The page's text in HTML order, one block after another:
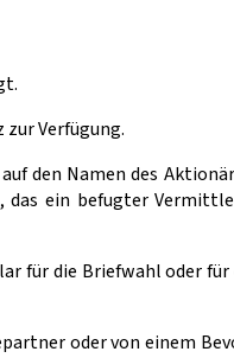
Verfügung.
den Namen des
ein befugter
für die Briefwahl oder
oder von einem